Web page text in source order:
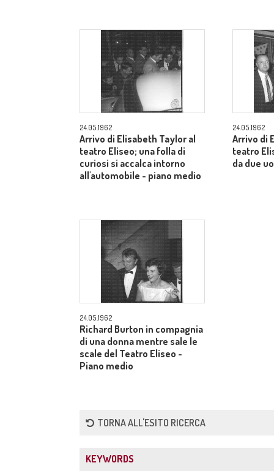
24.05.1962
Arrivo di Elisabeth Taylor al
teatro Eliseo; una folla di
curiosi si accalca intorno
all'automobile - piano medio
24.05.1962
Arrivo di
teatro
da due
24.05.1962
Richard Burton in compagnia
di una donna mentre sale le
scale del Teatro Eliseo -
Piano medio
TORNA ALL'ESITO RICERCA
KEYWORDS